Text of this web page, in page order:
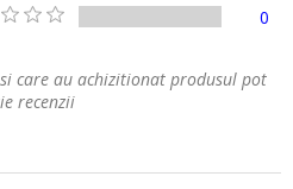
0
care au achizitionat produsul pot
recenzii